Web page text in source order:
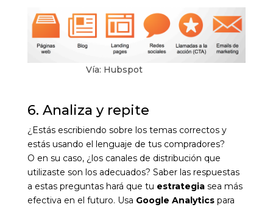
Vía: Hubspot
6. Analiza y repite
¿Estás escribiendo sobre los temas correctos y
estás usando el lenguaje de tus compradores?
O en su caso, ¿los canales de distribución que
utilizaste son los adecuados? Saber las respuestas
a estas preguntas hará que tu estrategia sea más
efectiva en el futuro. Usa Google Analytics para